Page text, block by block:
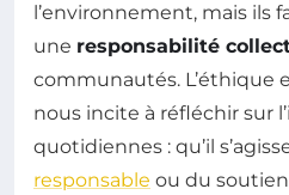
l’environnement, mais ils
une responsabilité
communautés. L’éthique
nous incite à réfléchir sur
quotidiennes : qu’il
responsable ou du